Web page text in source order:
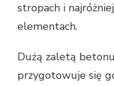
stropach i
elementach.
Dużą zaletą
przygotowuje się